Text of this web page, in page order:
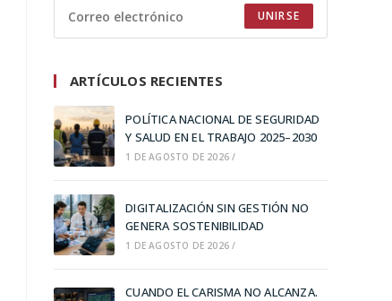
UNIRSE
ARTÍCULOS RECIENTES
POLÍTICA NACIONAL DE SEGURIDAD
Y SALUD EN EL TRABAJO 2025–2030
1 DE AGOSTO DE 2026 /
DIGITALIZACIÓN SIN GESTIÓN NO
GENERA SOSTENIBILIDAD
1 DE AGOSTO DE 2026 /
CUANDO EL CARISMA NO ALCANZA.